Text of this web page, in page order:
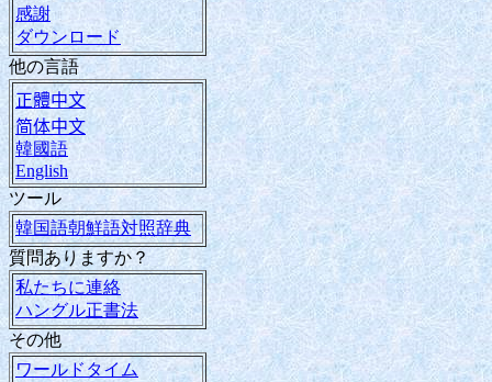
感謝
ダウンロード
他の言語
正體中文
简体中文
韓國語
English
ツール
韓国語朝鮮語対照辞典
質問ありますか？
私たちに連絡
ハングル正書法
その他
ワールドタイム